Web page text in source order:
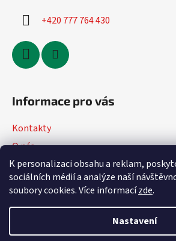
K personalizaci obsahu a reklam,
sociálních médií a analýze naší
soubory cookies. Více informacízde.
Nastavení
+420 777 764 430
Informace pro vás
Kontakty
O nás
Jak nakupovat
Obchodní podmínky